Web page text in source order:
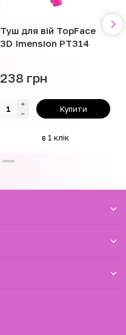
Туш для вій TopFace
3D Imension PT314
238 грн
Купити
в 1 клік